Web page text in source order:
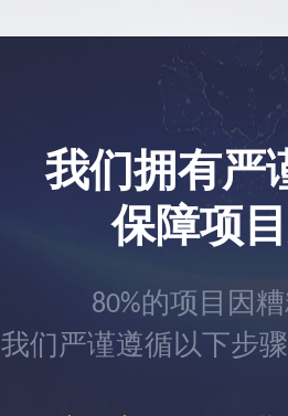
我们拥有严
保障项
80%的项目因
我们严谨遵循以下步